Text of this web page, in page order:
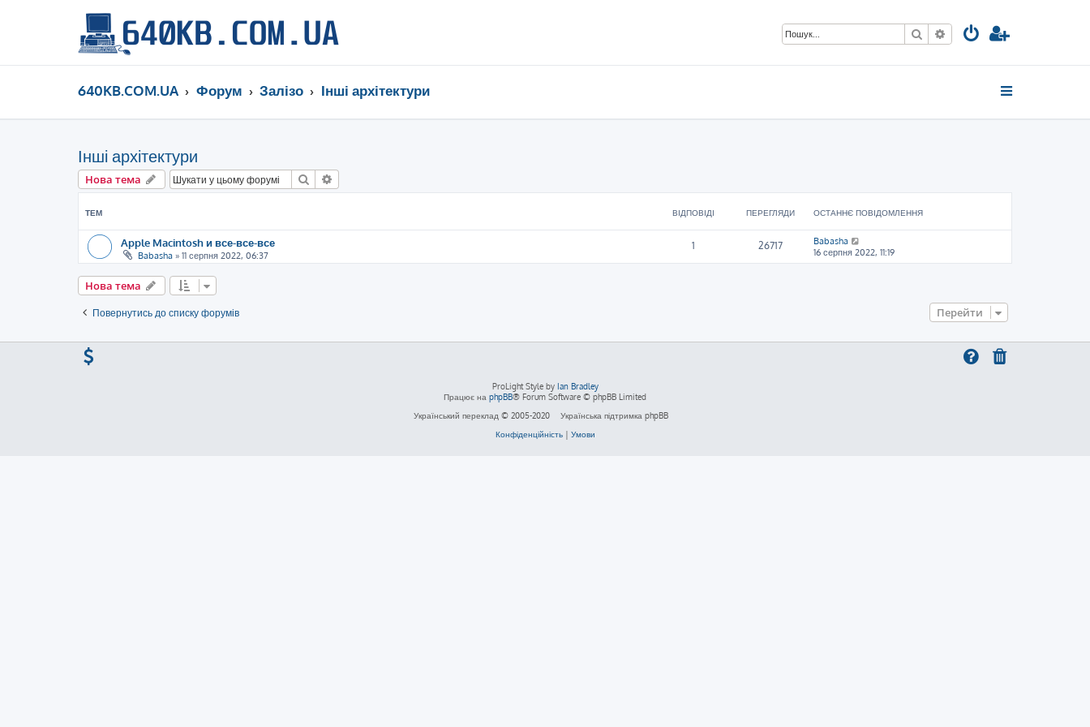
ПошукРозширений пошук
640KB.COM.UA Форум Залізо Інші архітектури
Інші архітектури
Нова тема Пошук
ТЕМ ВІДПОВІДІ ПЕРЕГЛЯДИ ОСТАННЄ ПОВІДОМЛЕННЯ
Apple Macintosh и все-все-все
Babasha » 11 серпня 2022, 06:37
1 26717
Babasha
16 серпня 2022, 11:19
Нова тема
Повернутись до списку форумів Перейти
ProLight Style by Ian Bradley
Працює на phpBB® Forum Software © phpBB Limited
Український переклад © 2005-2020
Українська підтримка phpBB
Конфіденційність| Умови